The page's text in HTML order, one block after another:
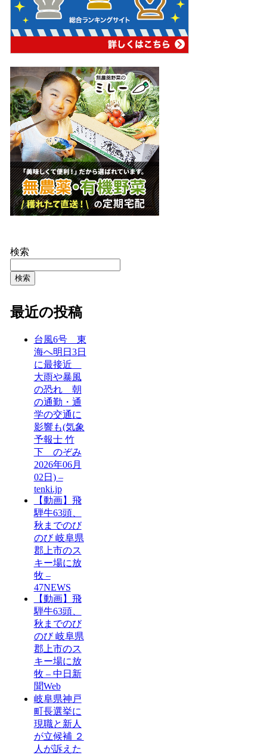
検索
検索
最近の投稿
台風6号 東
海へ明日3日
に最接近
大雨や暴風
の恐れ 朝
の通勤・通
学の交通に
影響も(気象
予報士 竹
下 のぞみ
2026年06月
02日) –
tenki.jp
【動画】飛
騨牛63頭、
秋までのび
のび 岐阜県
郡上市のス
キー場に放
牧 –
47NEWS
【動画】飛
騨牛63頭、
秋までのび
のび 岐阜県
郡上市のス
キー場に放
牧 – 中日新
聞Web
岐阜県神戸
町長選挙に
現職と新人
が立候補 ２
人が訴えた